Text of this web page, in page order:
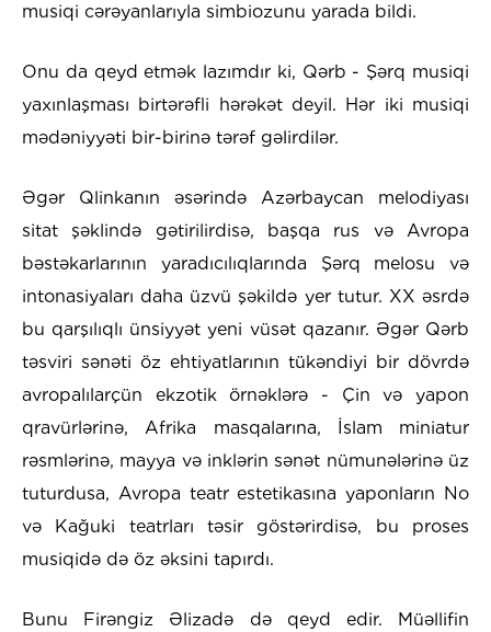
musiqi cərəyanlarıyla simbiozunu yarada bildi.
Onu da qeyd etmək lazımdır ki, Qərb - Şərq musiqi
yaxınlaşması birtərəfli hərəkət deyil. Hər iki musiqi
mədəniyyəti bir-birinə tərəf gəlirdilər.
Əgər Qlinkanın əsərində Azərbaycan melodiyası
sitat şəklində gətirilirdisə, başqa rus və Avropa
bəstəkarlarının yaradıcılıqlarında Şərq melosu və
intonasiyaları daha üzvü şəkildə yer tutur. XX əsrdə
bu qarşılıqlı ünsiyyət yeni vüsət qazanır. Əgər Qərb
təsviri sənəti öz ehtiyatlarının tükəndiyi bir dövrdə
avropalılarçün ekzotik örnəklərə - Çin və yapon
qravürlərinə, Afrika masqalarına, İslam miniatur
rəsmlərinə, mayya və inklərin sənət nümunələrinə üz
tuturdusa, Avropa teatr estetikasına yaponların No
və Kağuki teatrları təsir göstərirdisə, bu proses
musiqidə də öz əksini tapırdı.
Bunu Firəngiz Əlizadə də qeyd edir. Müəllifin